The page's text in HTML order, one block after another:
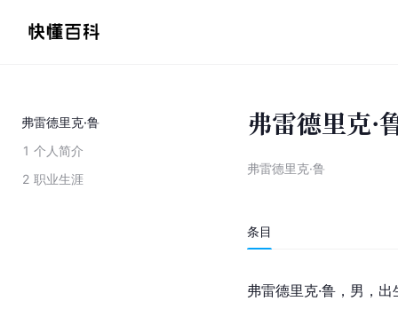
弗雷德里克·鲁
1 个人简介
2 职业生涯
弗雷德里克·
弗雷德里克·鲁
条目
弗雷德里克·鲁，男，